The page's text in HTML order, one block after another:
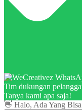
Tim dukungan
Tanya kami apa saja!
👋 Halo, Ada Yang